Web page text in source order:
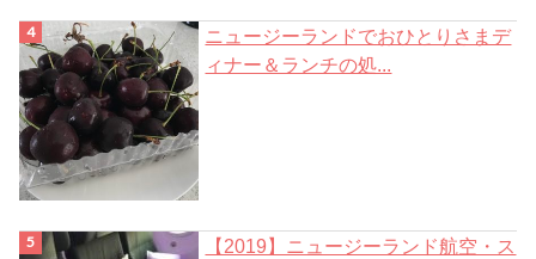
ニュージーランドでおひとりさまデ
ィナー＆ランチの処...
【2019】ニュージーランド航空・ス